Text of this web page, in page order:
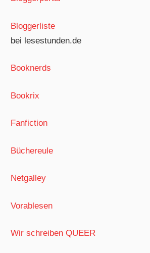
Bloggerliste
bei lesestunden.de
Booknerds
Bookrix
Fanfiction
Büchereule
Netgalley
Vorablesen
Wir schreiben QUEER